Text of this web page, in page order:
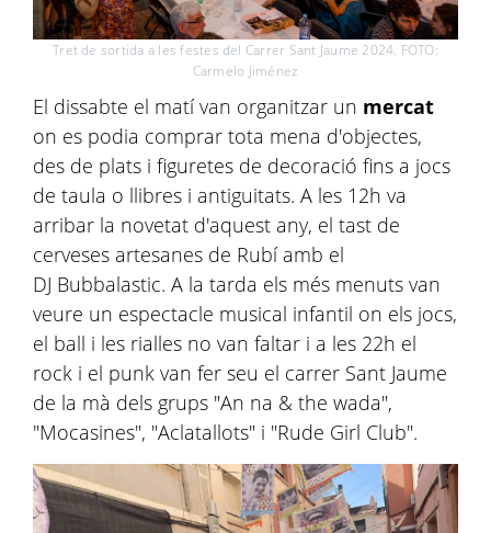
Tret de sortida a les festes del Carrer Sant Jaume 2024. FOTO:
Carmelo Jiménez
El dissabte el matí van organitzar un mercat
on es podia comprar tota mena d'objectes,
des de plats i figuretes de decoració fins a jocs
de taula o llibres i antiguitats. A les 12h va
arribar la novetat d'aquest any, el tast de
cerveses artesanes de Rubí amb el
DJ Bubbalastic. A la tarda els més menuts van
veure un espectacle musical infantil on els jocs,
el ball i les rialles no van faltar i a les 22h el
rock i el punk van fer seu el carrer Sant Jaume
de la mà dels grups "An na & the wada",
"Mocasines", "Aclatallots" i "Rude Girl Club".